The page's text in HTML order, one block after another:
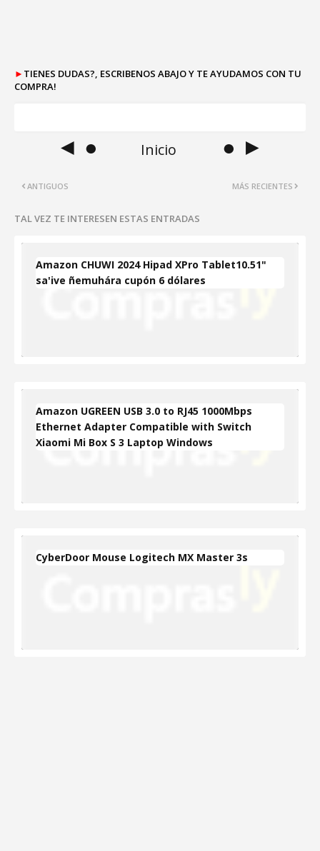
► TIENES DUDAS?, ESCRIBENOS ABAJO Y TE AYUDAMOS CON TU
COMPRA!
◄ ● Inicio ● ►
MÁS RECIENTES
ANTIGUOS
TAL VEZ TE INTERESEN ESTAS ENTRADAS
Amazon CHUWI 2024 Hipad XPro Tablet10.51"
sa'ive ñemuhára cupón 6 dólares
Amazon UGREEN USB 3.0 to RJ45 1000Mbps
Ethernet Adapter Compatible with Switch
Xiaomi Mi Box S 3 Laptop Windows
CyberDoor Mouse Logitech MX Master 3s